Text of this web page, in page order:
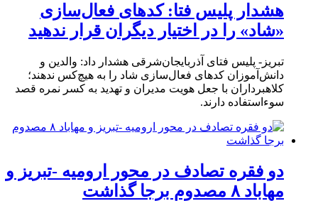
هشدار پلیس فتا: کدهای فعال‌سازی
«شاد» را در اختیار دیگران قرار ندهید
تبریز- پلیس فتای آذربایجان‌شرقی هشدار داد: والدین و
دانش‌آموزان کدهای فعال‌سازی شاد را به هیچ‌کس ندهند؛
کلاهبرداران با جعل هویت مدیران و تهدید به کسر نمره قصد
سوءاستفاده دارند.
دو فقره تصادف در محور ارومیه -تبریز و
مهاباد ۸ مصدوم برجا گذاشت